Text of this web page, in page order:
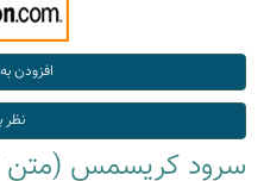
سرود کریسمس (متن